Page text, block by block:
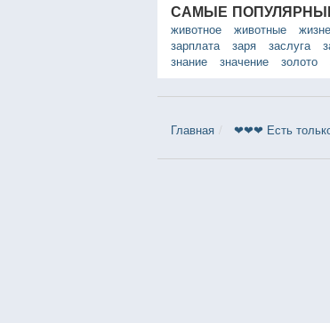
САМЫЕ
животное
животные
зарплата
заря заслуга
знание
значение золото
Главная ❤❤❤ Есть